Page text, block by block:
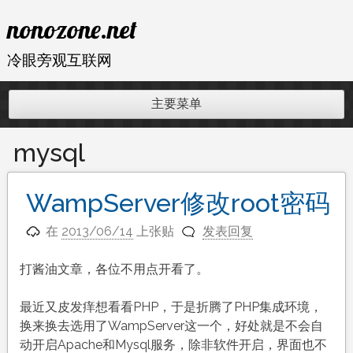
至
内
nonozone.net
冷眼旁观互联网
主要菜单
mysql
WampServer修改root密码
在 2013/06/14 上张贴 发表回复
打酱油文章，各位不用点开看了。
最近又皮发痒想看看PHP，于是折腾了PHP集成环境，
换来换去选用了WampServer这一个，好处就是不会自
动开启Apache和Mysql服务，除非软件开启，界面也不